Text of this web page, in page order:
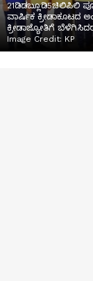
21ಡಿಡಬ್ಲೂಡಿ5ಚಿಲಿಪಿಲಿ
ವಾರ್ಷಿಕ ಕ್ರೀಡಾಕೂಟದ
ಕ್ರೀಡಾಜ್ಯೋತಿಗೆ
Image Credit: KP